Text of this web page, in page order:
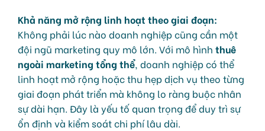
Khả năng mở rộng linh hoạt theo giai đoạn:
Không phải lúc nào doanh nghiệp cũng cần một
đội ngũ marketing quy mô lớn. Với mô hình thuê
ngoài marketing tổng thể, doanh nghiệp có thể
linh hoạt mở rộng hoặc thu hẹp dịch vụ theo từng
giai đoạn phát triển mà không lo ràng buộc nhân
sự dài hạn. Đây là yếu tố quan trọng để duy trì sự
ổn định và kiểm soát chi phí lâu dài.